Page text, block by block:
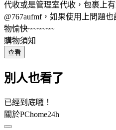
代收或是管理室代收，包裹上
@767aufmf，如果使用上問題
物愉快~~~~~~
購物須知
查看
別人也看了
已經到底囉！
關於PChome24h